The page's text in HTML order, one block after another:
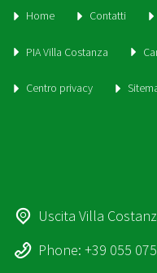
Home Contatti
PIA Villa Costanza
Centro privacy
Uscita Villa
Phone: +39 055